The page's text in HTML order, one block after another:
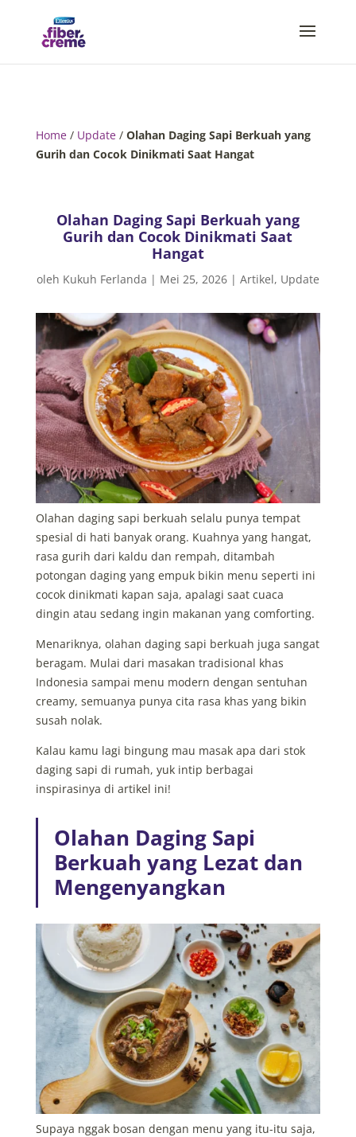
Home/ Update/ Olahan Daging Sapi Berkuah yang
Gurih dan Cocok Dinikmati Saat Hangat
Olahan Daging Sapi Berkuah yang
Gurih dan Cocok Dinikmati Saat
Hangat
oleh Kukuh Ferlanda | Mei 25, 2026| Artikel, Update
Olahan daging sapi berkuah selalu punya tempat
spesial di hati banyak orang. Kuahnya yang hangat,
rasa gurih dari kaldu dan rempah, ditambah
potongan daging yang empuk bikin menu seperti ini
cocok dinikmati kapan saja, apalagi saat cuaca
dingin atau sedang ingin makanan yang comforting.
Menariknya, olahan daging sapi berkuah juga sangat
beragam. Mulai dari masakan tradisional khas
Indonesia sampai menu modern dengan sentuhan
creamy, semuanya punya cita rasa khas yang bikin
susah nolak.
Kalau kamu lagi bingung mau masak apa dari stok
daging sapi di rumah, yuk intip berbagai
inspirasinya di artikel ini!
Olahan Daging Sapi
Berkuah yang Lezat dan
Mengenyangkan
Supaya nggak bosan dengan menu yang itu-itu saja,